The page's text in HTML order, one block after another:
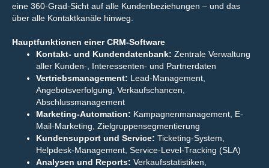
eine 360-Grad-Sicht auf alle Kundenbeziehungen – und das
über alle Kontaktkanäle hinweg.
Hauptfunktionen einer CRM-Software
Kontakt- und Kundendatenbank: Zentrale Verwaltung
aller Kunden-, Interessenten- und Partnerdaten
Vertriebsmanagement: Lead-Management,
Angebotsverfolgung, Verkaufschancen,
Abschlussmanagement
Marketing-Automation: Kampagnenmanagement, E-
Mail-Marketing, Zielgruppensegmentierung
Kundensupport und Service: Ticketing-System,
Helpdesk-Management, Service-Level-Tracking (SLA)
Analysen und Reports: Verkaufsstatistiken,